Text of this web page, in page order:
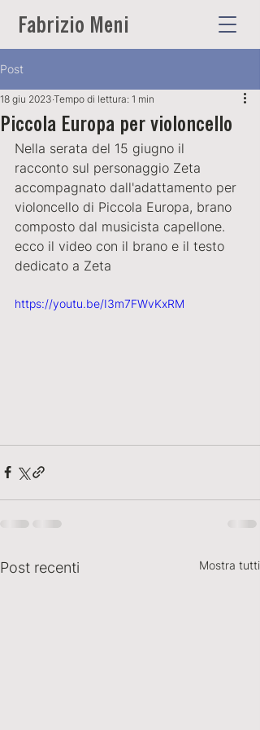
Fabrizio Meni
Post
Piccola Europa per violoncello
18 giu 2023 Tempo di lettura: 1 min
Nella serata del 15 giugno il
racconto sul personaggio Zeta
accompagnato dall'adattamento per
violoncello di Piccola Europa, brano
composto dal musicista capellone.
ecco il video con il brano e il testo
dedicato a Zeta
https://youtu.be/I3m7FWvKxRM
Post recenti Mostra tutti